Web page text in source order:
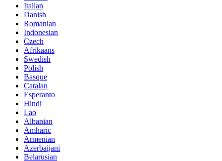
Italian
Danish
Romanian
Indonesian
Czech
Afrikaans
Swedish
Polish
Basque
Catalan
Esperanto
Hindi
Lao
Albanian
Amharic
Armenian
Azerbaijani
Belarusian